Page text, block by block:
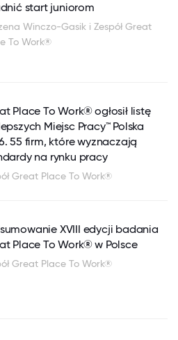
start juniorom
Winczo-Gasik i Zespół Great
To Work®
Place To Work® ogłosił listę
Miejsc Pracy™ Polska
55 firm, które wyznaczają
na rynku pracy
Great Place To Work®
XVIII edycji badania
Place To Work® w Polsce
Great Place To Work®